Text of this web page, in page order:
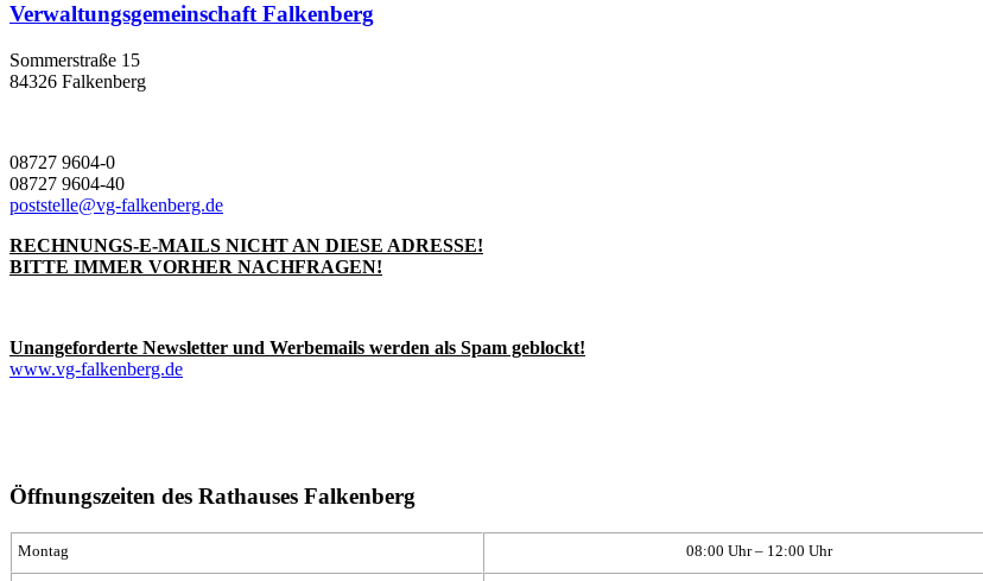
Verwaltungsgemeinschaft Falkenberg
Sommerstraße 15
84326 Falkenberg
08727 9604-0
08727 9604-40
poststelle@vg-falkenberg.de
RECHNUNGS-E-MAILS NICHT AN DIESE ADRESSE!
BITTE IMMER VORHER NACHFRAGEN!
Unangeforderte Newsletter und Werbemails werden als Spam geblockt!
www.vg-falkenberg.de
Öffnungszeiten des Rathauses Falkenberg
Montag 08:00 Uhr – 12:00 Uhr